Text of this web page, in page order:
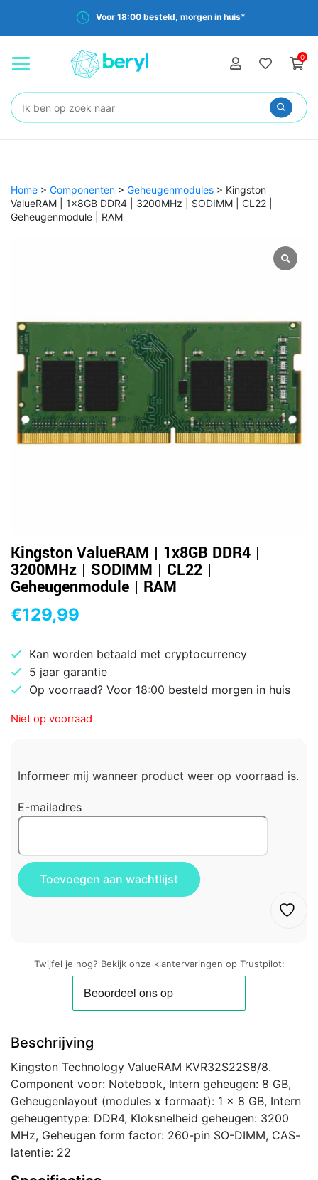
Voor 18:00 besteld, morgen in huis*
0
Zoeken:
Home > Componenten > Geheugenmodules > Kingston
ValueRAM | 1x8GB DDR4 | 3200MHz | SODIMM | CL22 |
Geheugenmodule | RAM
Kingston ValueRAM | 1x8GB DDR4 |
3200MHz | SODIMM | CL22 |
Geheugenmodule | RAM
€129,99
Kan worden betaald met cryptocurrency
5 jaar garantie
Op voorraad? Voor 18:00 besteld morgen in huis
Niet op voorraad
Informeer mij wanneer product weer op voorraad is.
E-mailadres
Twijfel je nog? Bekijk onze klantervaringen op Trustpilot:
Beschrijving
Kingston Technology ValueRAM KVR32S22S8/8.
Component voor: Notebook, Intern geheugen: 8 GB,
Geheugenlayout (modules x formaat): 1 x 8 GB, Intern
geheugentype: DDR4, Kloksnelheid geheugen: 3200
MHz, Geheugen form factor: 260-pin SO-DIMM, CAS-
latentie: 22